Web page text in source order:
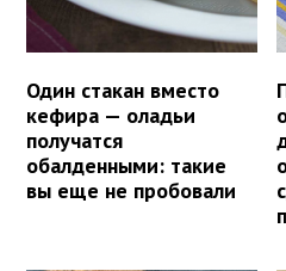
Один стакан вместо
кефира — оладьи
получатся
обалденными: такие
вы еще не пробовали